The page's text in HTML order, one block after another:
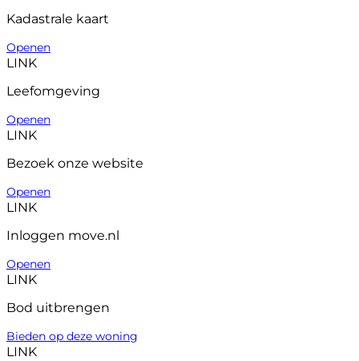
Kadastrale kaart
Openen
LINK
Leefomgeving
Openen
LINK
Bezoek onze website
Openen
LINK
Inloggen move.nl
Openen
LINK
Bod uitbrengen
Bieden op deze woning
LINK